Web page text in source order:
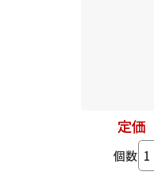
定価
個数